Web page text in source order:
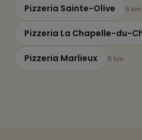
Pizzeria Sainte-Olive 8 km
Pizzeria La Chapelle-du-
Pizzeria Marlieux 8 km